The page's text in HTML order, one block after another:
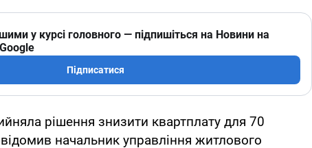
у курсі головного — підпишіться на Новини на
Підписатися
рішення знизити квартплату для 70
начальник управління житлового